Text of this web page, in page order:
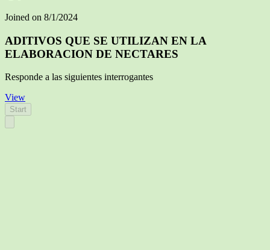
Joined on 8/1/2024
ADITIVOS QUE SE UTILIZAN EN LA
ELABORACION DE NECTARES
Responde a las siguientes interrogantes
View
Start